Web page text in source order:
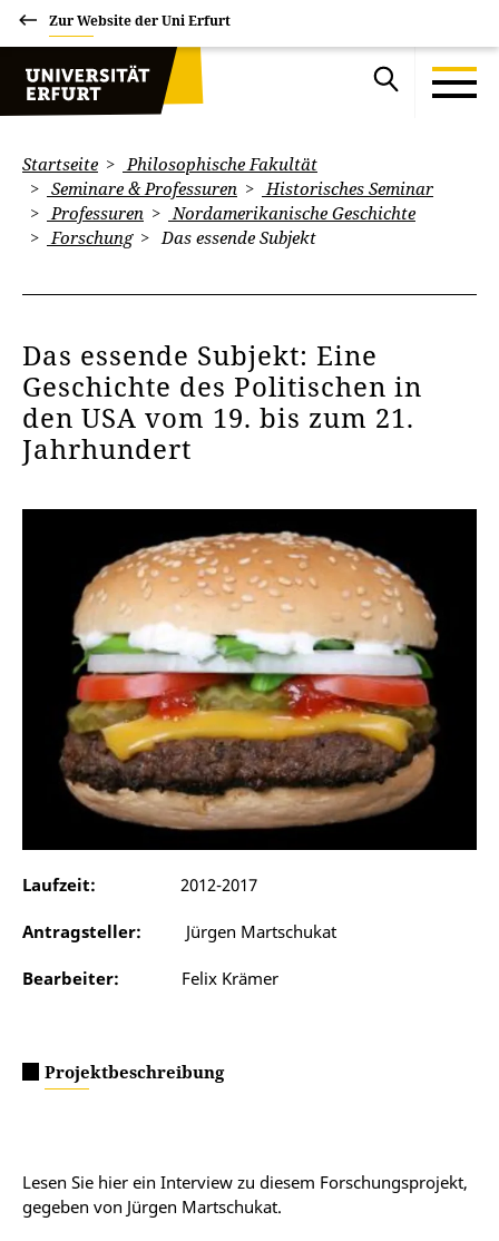
Zur Website der Uni Erfurt
Startseite
Philosophische Fakultät
Seminare & Professuren
Historisches Seminar
Professuren
Nordamerikanische Geschichte
Forschung
Das essende Subjekt
Das essende Subjekt: Eine
Geschichte des Politischen in
den USA vom 19. bis zum 21.
Jahrhundert
Laufzeit: 2012-2017
Antragsteller: Jürgen Martschukat
Bearbeiter: Felix Krämer
Projektbeschreibung
Lesen Sie hier ein Interview zu diesem Forschungsprojekt,
gegeben von Jürgen Martschukat.